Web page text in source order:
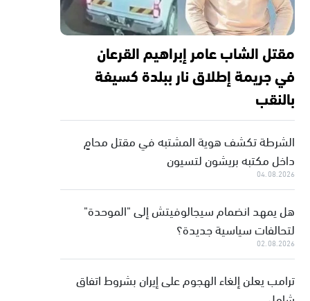
مقتل الشاب عامر إبراهيم القرعان
في جريمة إطلاق نار ببلدة كسيفة
بالنقب
الشرطة تكشف هوية المشتبه في مقتل محامٍ
داخل مكتبه بريشون لتسيون
04.08.2026
هل يمهد انضمام سيجالوفيتش إلى "الموحدة"
لتحالفات سياسية جديدة؟
02.08.2026
ترامب يعلن إلغاء الهجوم على إيران بشروط اتفاق